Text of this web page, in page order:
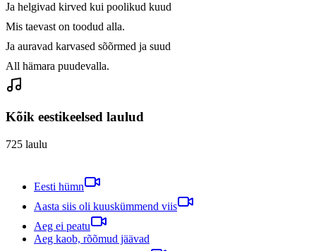
Ja helgivad kirved kui poolikud kuud
Mis taevast on toodud alla.
Ja auravad karvased sõõrmed ja suud
All hämara puudevalla.
Kõik eestikeelsed laulud
725 laulu
Eesti hümn
Aasta siis oli kuuskümmend viis
Aeg ei peatu
Aeg kaob, rõõmud jäävad